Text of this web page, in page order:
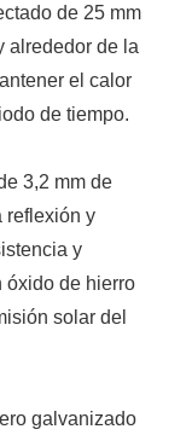
de 25 mm
alrededor de la
el calor
de tiempo.
3,2 mm de
reflexión y
y
óxido de hierro
solar del
galvanizado